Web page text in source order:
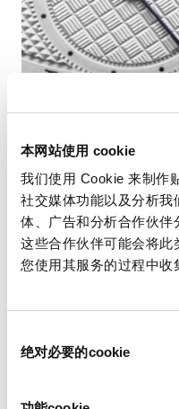
本网站使用 cookie
我们使用 Cookie 来制作
社交媒体功能以及分析我
体、广告和分析合作伙伴
这些合作伙伴可能会将此
您使用其服务的过程中收
绝对必要的cookie
秒數顯示
秒針顯示功能可以精確
機芯的不同結構，它可